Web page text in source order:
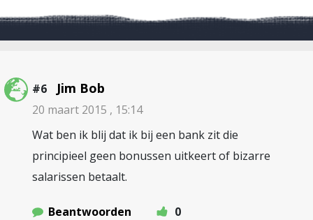
#6 Jim Bob
20 maart 2015 , 15:14
Wat ben ik blij dat ik bij een bank zit die
principieel geen bonussen uitkeert of bizarre
salarissen betaalt.
Beantwoorden
0